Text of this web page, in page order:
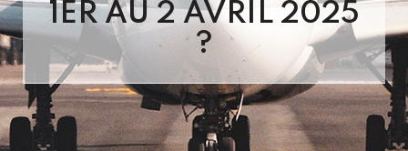
1ER AU 2 AVRIL 2025
?